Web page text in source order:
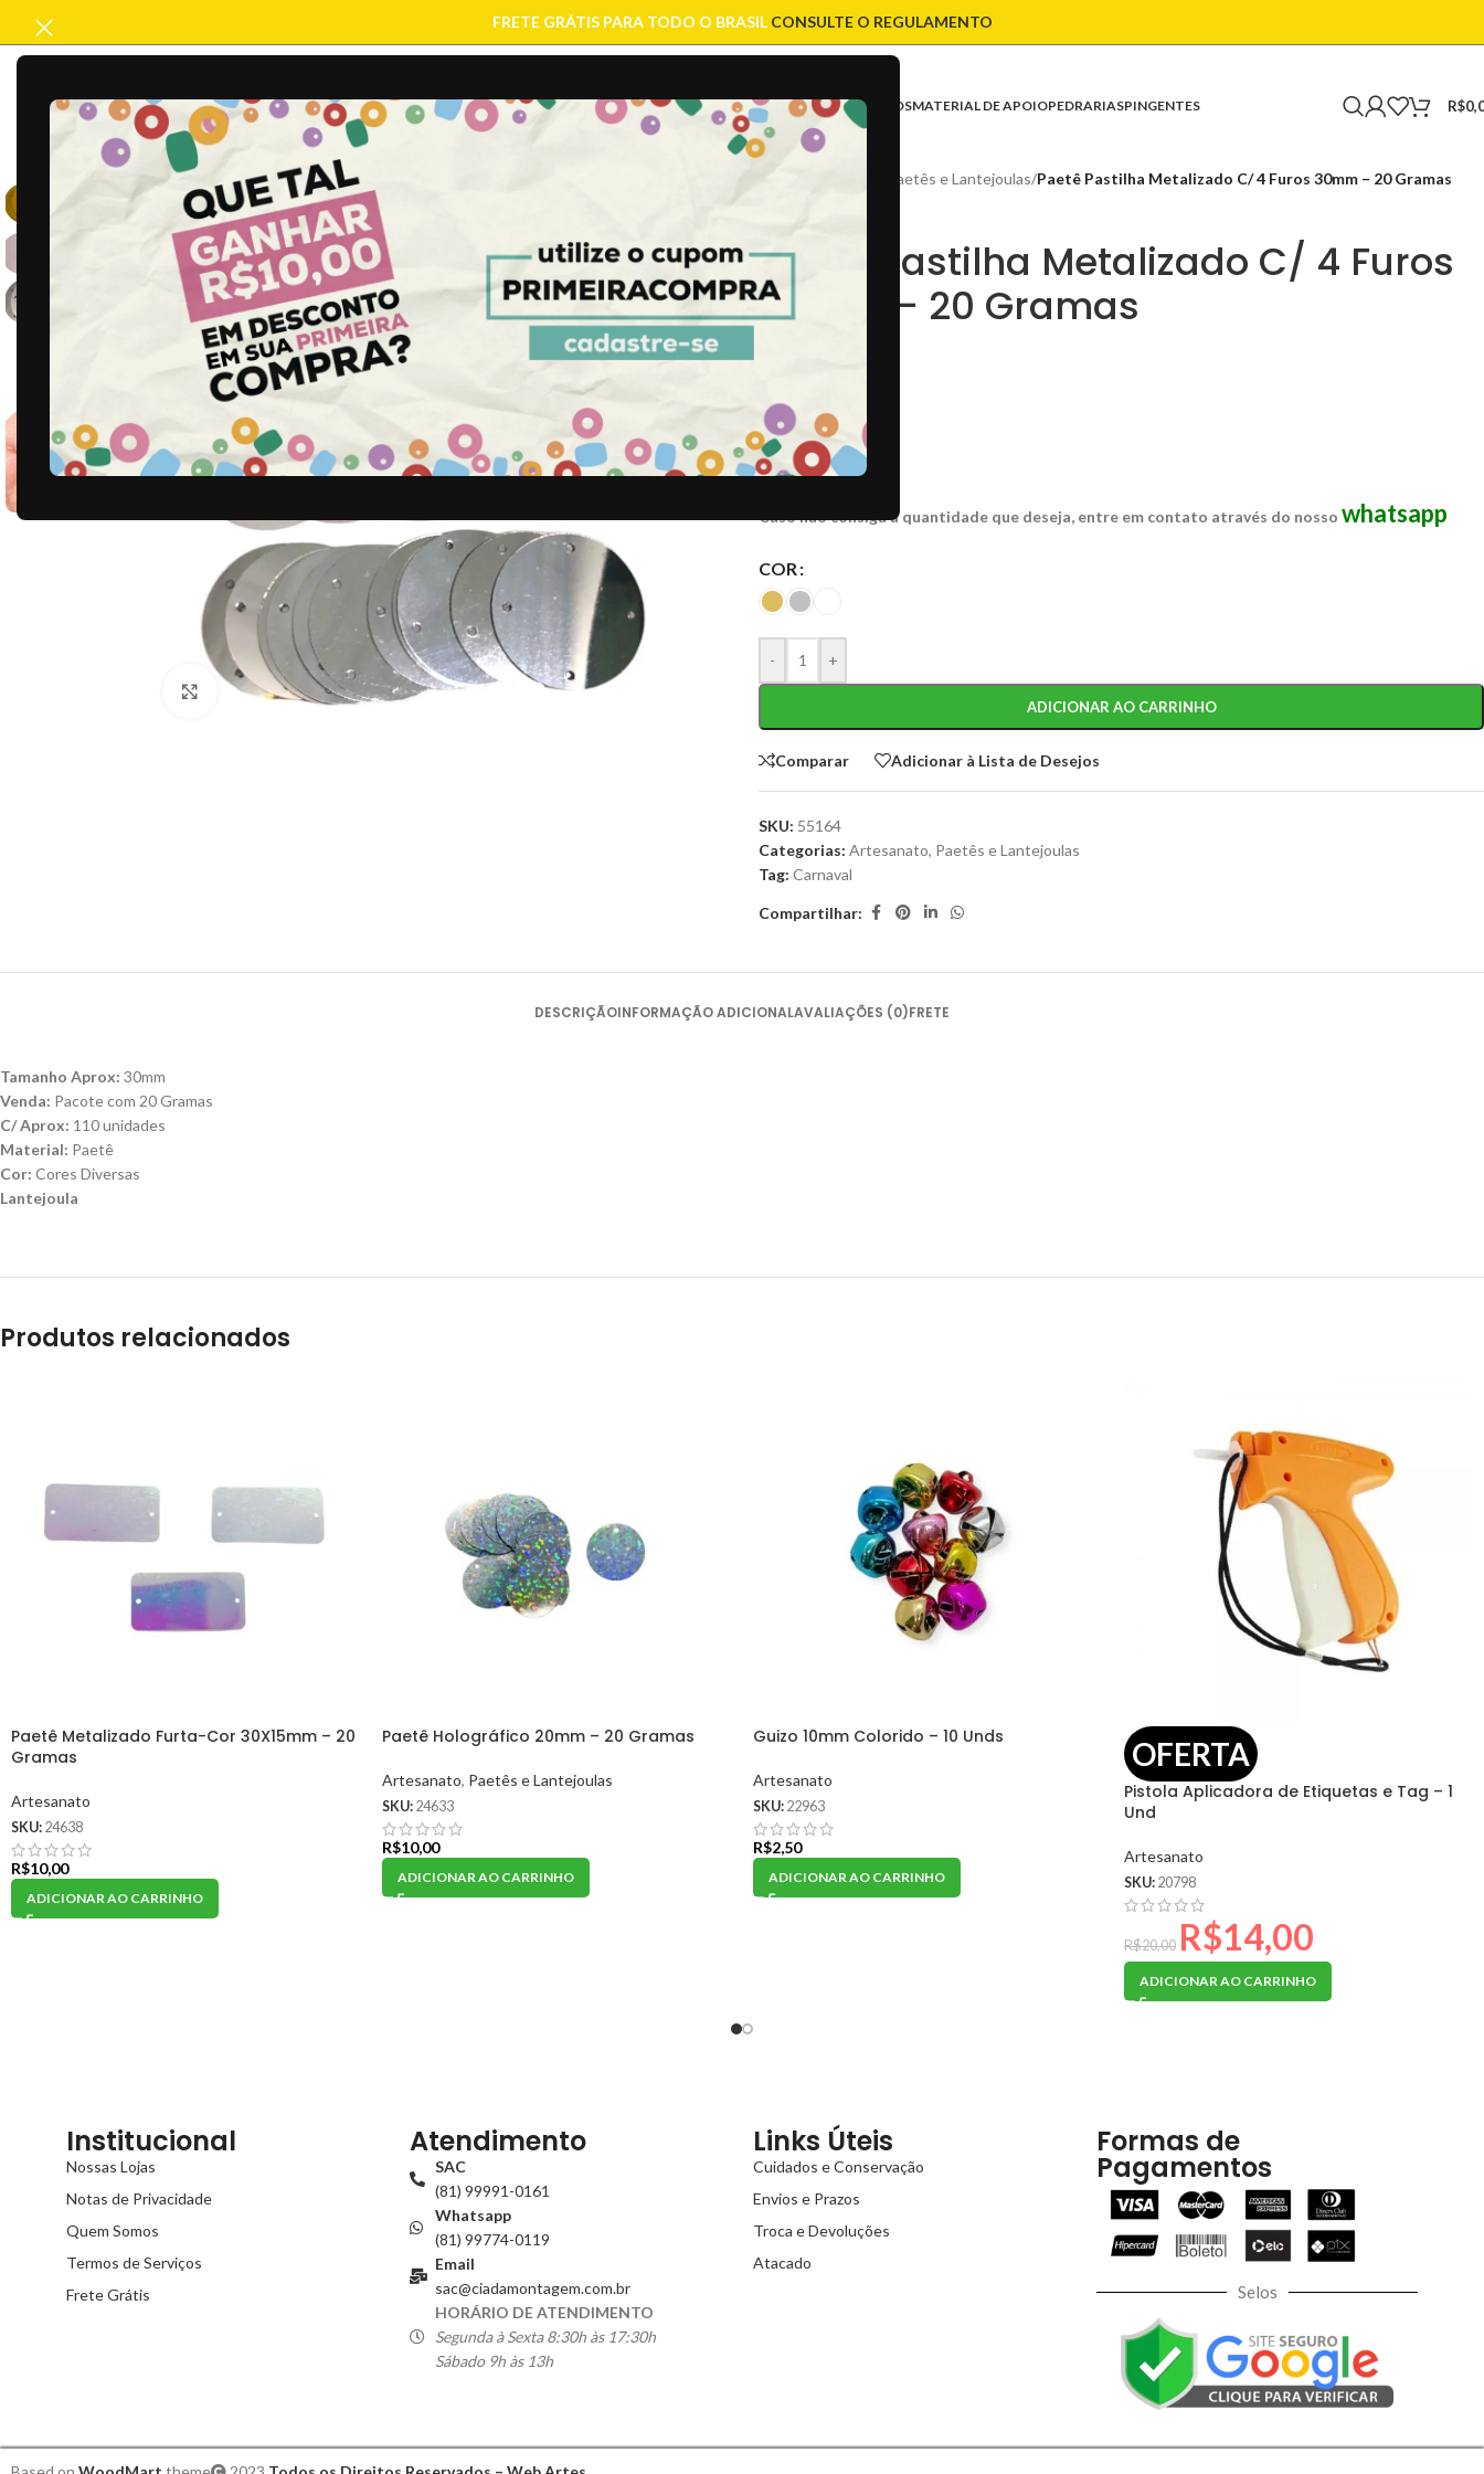
FRETE GRÁTIS PARA TODO O BRASIL CONSULTE O REGULAMENTO
ACABAMENTOARTESANATOBASESCONTAS CORRENTESENTREMEIOSFIOS E CORDÕES FECHOSMATERIAL DE APOIOPEDRARIASPINGENTES R$
Clique para ampliar
Paetês e Lantejoulas/Paetê Pastilha Metalizado C/ 4 Furos 30mm – 20 Gramas
Paetê Pastilha Metalizado C/ 4 Furos
30mm – 20 Gramas
CÒD: 34635
Caso não consiga a quantidade que deseja, entre em contato através do nosso whatsapp
COR
- +
ADICIONAR AO CARRINHO
Comparar Adicionar à Lista de Desejos
SKU: 55164
Categorias: Artesanato, Paetês e Lantejoulas
Tag: Carnaval
Compartilhar:
DESCRIÇÃOINFORMAÇÃO ADICIONALAVALIAÇÕES (0)FRETE
Tamanho Aprox: 30mm
Venda: Pacote com 20 Gramas
C/ Aprox: 110 unidades
Material: Paetê
Cor: Cores Diversas
Lantejoula
Produtos relacionados
Paetê Metalizado Furta-Cor 30X15mm – 20
Gramas
Artesanato
SKU: 24638
R$10,00
ADICIONAR AO CARRINHO
Paetê Holográfico 20mm – 20 Gramas
Artesanato, Paetês e Lantejoulas
SKU: 24633
R$10,00
ADICIONAR AO CARRINHO
Guizo 10mm Colorido – 10 Unds
Artesanato
SKU: 22963
R$2,50
ADICIONAR AO CARRINHO
OFERTA
Pistola Aplicadora de Etiquetas e Tag – 1
Und
Artesanato
SKU: 20798
R$20,00 R$14,00
ADICIONAR AO CARRINHO
Institucional
Nossas Lojas
Notas de Privacidade
Quem Somos
Termos de Serviços
Frete Grátis
Atendimento
SAC
(81) 99991-0161
Whatsapp
(81) 99774-0119
Email
sac@ciadamontagem.com.br
HORÁRIO DE ATENDIMENTO
Segunda à Sexta 8:30h às 17:30h
Sábado 9h às 13h
Links Úteis
Cuidados e Conservação
Envios e Prazos
Troca e Devoluções
Atacado
Formas de
Pagamentos
Selos